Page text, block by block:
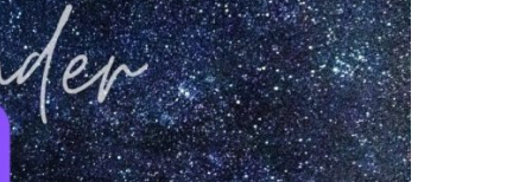
DUURZAAMHEID
WILDPLUKKEN
CONTACT